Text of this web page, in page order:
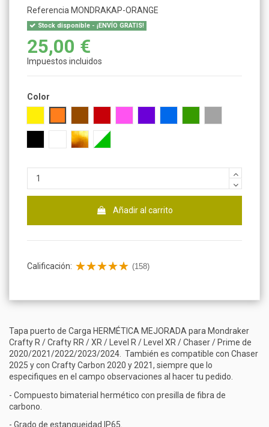
Referencia MONDRAKAP-ORANGE
Stock disponible - ¡ENVÍO GRATIS!
25,00 €
Impuestos incluidos
Color
BlancoDoradoFluorescente
Añadir al carrito
Calificación: (158)
Tapa puerto de Carga HERMÉTICA MEJORADA para Mondraker
Crafty R / Crafty RR / XR / Level R / Level XR / Chaser / Prime de
2020/2021/2022/2023/2024. También es compatible con Chaser
2025 y con Crafty Carbon 2020 y 2021, siempre que lo
especifiques en el campo observaciones al hacer tu pedido.
- Compuesto bimaterial hermético con presilla de fibra de
carbono.
- Grado de estanqueidad IP65.